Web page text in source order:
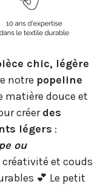
chic, légère
notre popeline
matière douce et
créerdes
légers :
ou
et couds
💕 Le petit